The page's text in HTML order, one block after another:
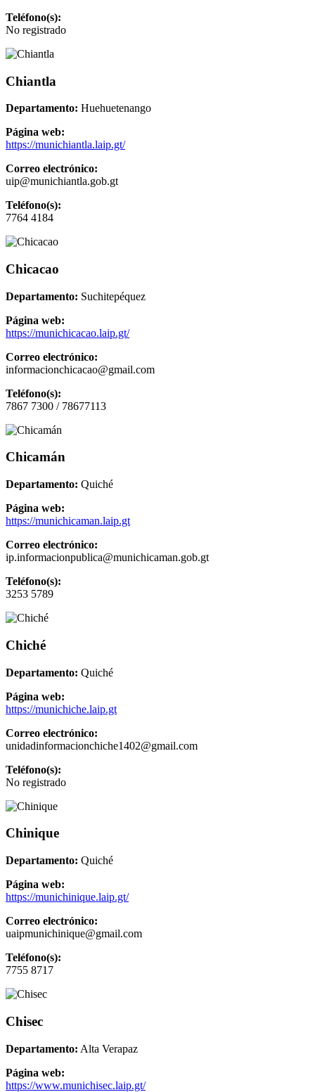
Teléfono(s):
No registrado
Chiantla
Departamento: Huehuetenango
Página web:
https://munichiantla.laip.gt/
Correo electrónico:
uip@munichiantla.gob.gt
Teléfono(s):
7764 4184
Chicacao
Departamento: Suchitepéquez
Página web:
https://munichicacao.laip.gt/
Correo electrónico:
informacionchicacao@gmail.com
Teléfono(s):
7867 7300 / 78677113
Chicamán
Departamento: Quiché
Página web:
https://munichicaman.laip.gt
Correo electrónico:
ip.informacionpublica@munichicaman.gob.gt
Teléfono(s):
3253 5789
Chiché
Departamento: Quiché
Página web:
https://munichiche.laip.gt
Correo electrónico:
unidadinformacionchiche1402@gmail.com
Teléfono(s):
No registrado
Chinique
Departamento: Quiché
Página web:
https://munichinique.laip.gt/
Correo electrónico:
uaipmunichinique@gmail.com
Teléfono(s):
7755 8717
Chisec
Departamento: Alta Verapaz
Página web:
https://www.munichisec.laip.gt/